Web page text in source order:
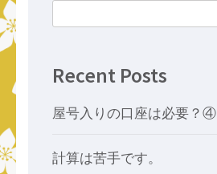
Recent Posts
屋号入りの口座は必要？④
計算は苦手です。